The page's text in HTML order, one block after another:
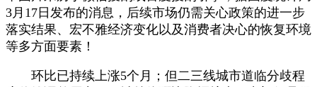
3月17日发布的消息，后续市场仍需关心政策的进一步
落实结果、宏不雅经济变化以及消费者决心的恢复环境
等多方面要素！
环比已持续上涨5个月；但二三线城市道临分歧程